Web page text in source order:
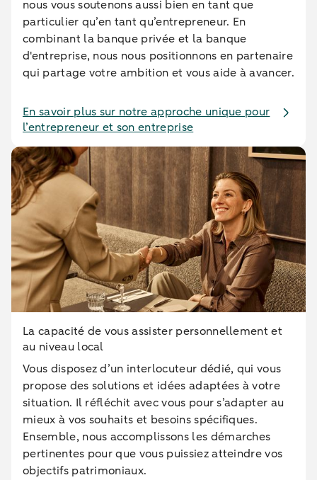
nous vous soutenons aussi bien en tant que
particulier qu’en tant qu’entrepreneur. En
combinant la banque privée et la banque
d'entreprise, nous nous positionnons en partenaire
qui partage votre ambition et vous aide à avancer.
En savoir plus sur notre approche unique pour
l’entrepreneur et son entreprise
La capacité de vous assister personnellement et
au niveau local
Vous disposez d’un interlocuteur dédié, qui vous
propose des solutions et idées adaptées à votre
situation. Il réfléchit avec vous pour s’adapter au
mieux à vos souhaits et besoins spécifiques.
Ensemble, nous accomplissons les démarches
pertinentes pour que vous puissiez atteindre vos
objectifs patrimoniaux.